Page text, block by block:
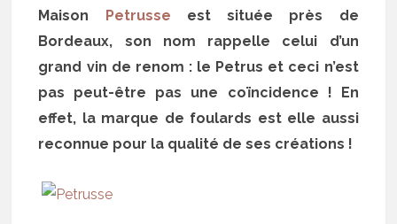
Maison Petrusse est située près de
Bordeaux, son nom rappelle celui d’un
grand vin de renom : le Petrus et ceci n’est
pas peut-être pas une coïncidence ! En
effet, la marque de foulards est elle aussi
reconnue pour la qualité de ses créations !